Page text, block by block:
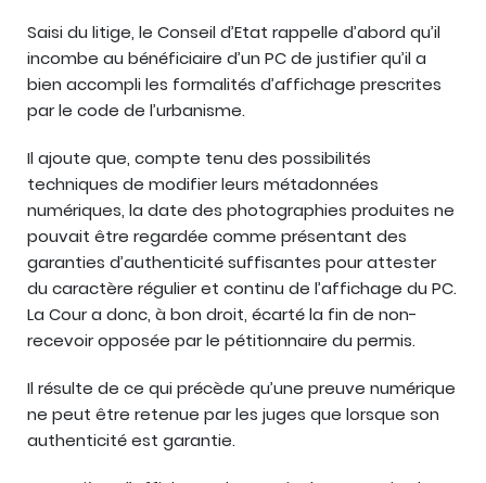
Saisi du litige, le Conseil d’Etat rappelle d’abord qu’il
incombe au bénéficiaire d’un PC de justifier qu’il a
bien accompli les formalités d’affichage prescrites
par le code de l’urbanisme.
Il ajoute que, compte tenu des possibilités
techniques de modifier leurs métadonnées
numériques, la date des photographies produites ne
pouvait être regardée comme présentant des
garanties d’authenticité suffisantes pour attester
du caractère régulier et continu de l’affichage du PC.
La Cour a donc, à bon droit, écarté la fin de non-
recevoir opposée par le pétitionnaire du permis.
Il résulte de ce qui précède qu’une preuve numérique
ne peut être retenue par les juges que lorsque son
authenticité est garantie.